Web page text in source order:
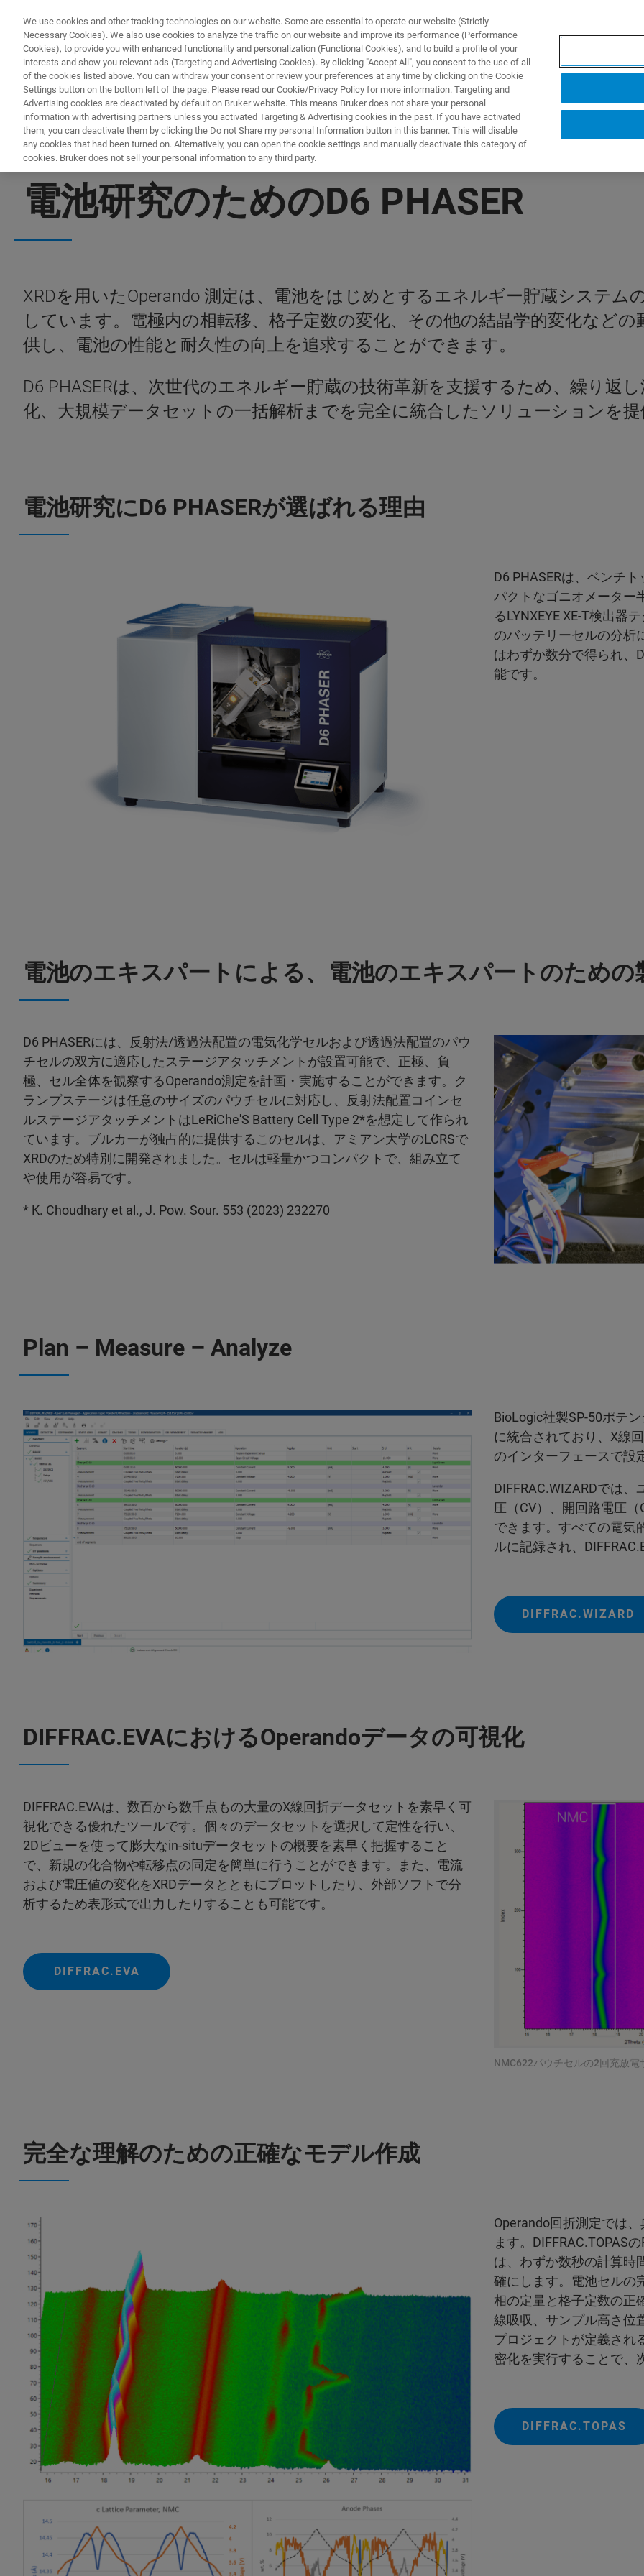
製品とソリューション アプリケーション
世界で最も汎用性の高いベンチトップXRDシステム
電池研究のためのD6 PHASER
XRDを用いたOperando 測定は、電池をはじめとするエネルギー貯蔵システム
しています。電極内の相転移、格子定数の変化、その他の結晶学的変化など
供し、電池の性能と耐久性の向上を追求することができます。
D6 PHASERは、次世代のエネルギー貯蔵の技術革新を支援するため、繰り返
化、大規模データセットの一括解析までを完全に統合したソリューションを
電池研究にD6 PHASERが選ばれる理由
D6 PHASERは、ベンチ
パクトなゴニオメーター
るLYNXEYE XE-T検出器
のバッテリーセルの分析
はわずか数分で得られ、
能です。
電池のエキスパートによる、電池のエキスパートのための
D6 PHASERには、反射法/透過法配置の電気化学セルおよび透過法配置のパウ
チセルの双方に適応したステージアタッチメントが設置可能で、正極、負
極、セル全体を観察するOperando測定を計画・実施することができます。ク
ランプステージは任意のサイズのパウチセルに対応し、反射法配置コインセ
ルステージアタッチメントはLeRiChe'S Battery Cell Type 2*を想定して作られ
ています。ブルカーが独占的に提供するこのセルは、アミアン大学のLCRSで
XRDのため特別に開発されました。セルは軽量かつコンパクトで、組み立て
や使用が容易です。
* K. Choudhary et al., J. Pow. Sour. 553 (2023) 232270
Plan – Measure – Analyze
BioLogic社製SP-50ポテ
に統合されており、X線
のインターフェースで設
DIFFRAC.WIZARDでは
圧（CV）、開回路電圧
できます。すべての電気
ルに記録され、
DIFFRAC.WIZARD
DIFFRAC.EVAにおけるOperandoデータの可視化
NMC622パウチセルの2回充放
DIFFRAC.EVAは、数百から数千点もの大量のX線回折データセットを素早く可
視化できる優れたツールです。個々のデータセットを選択して定性を行い、
2Dビューを使って膨大なin-situデータセットの概要を素早く把握すること
で、新規の化合物や転移点の同定を簡単に行うことができます。また、電流
および電圧値の変化をXRDデータとともにプロットしたり、外部ソフトで分
析するため表形式で出力したりすることも可能です。
DIFFRAC.EVA
完全な理解のための正確なモデル作成
Operando回折測定では
ます。DIFFRAC.TOPAS
は、わずか数秒の計算時
確にします。電池セルの
相の定量と格子定数の正
線吸収、サンプル高さ位
プロジェクトが定義され
密化を実行することで、
DIFFRAC.TOPAS
We use cookies and other tracking technologies on our website. Some are essential to operate our website (Strictly
Necessary Cookies). We also use cookies to analyze the traffic on our website and improve its performance (Performance
Cookies), to provide you with enhanced functionality and personalization (Functional Cookies), and to build a profile of your
interests and show you relevant ads (Targeting and Advertising Cookies). By clicking "Accept All", you consent to the use of all
of the cookies listed above. You can withdraw your consent or review your preferences at any time by clicking on the Cookie
Settings button on the bottom left of the page. Please read our Cookie/Privacy Policy for more information. Targeting and
Advertising cookies are deactivated by default on Bruker website. This means Bruker does not share your personal
information with advertising partners unless you activated Targeting & Advertising cookies in the past. If you have activated
them, you can deactivate them by clicking the Do not Share my personal Information button in this banner. This will disable
any cookies that had been turned on. Alternatively, you can open the cookie settings and manually deactivate this category of
cookies. Bruker does not sell your personal information to any third party.